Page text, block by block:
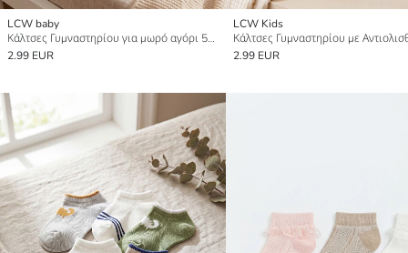
LCW baby
Κάλτσες Γυμναστηρίου για μωρό αγόρι 5άδα
2.99 EUR
LCW Kids
2.99 EUR